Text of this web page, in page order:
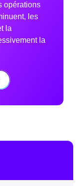
opérations
les
la
la